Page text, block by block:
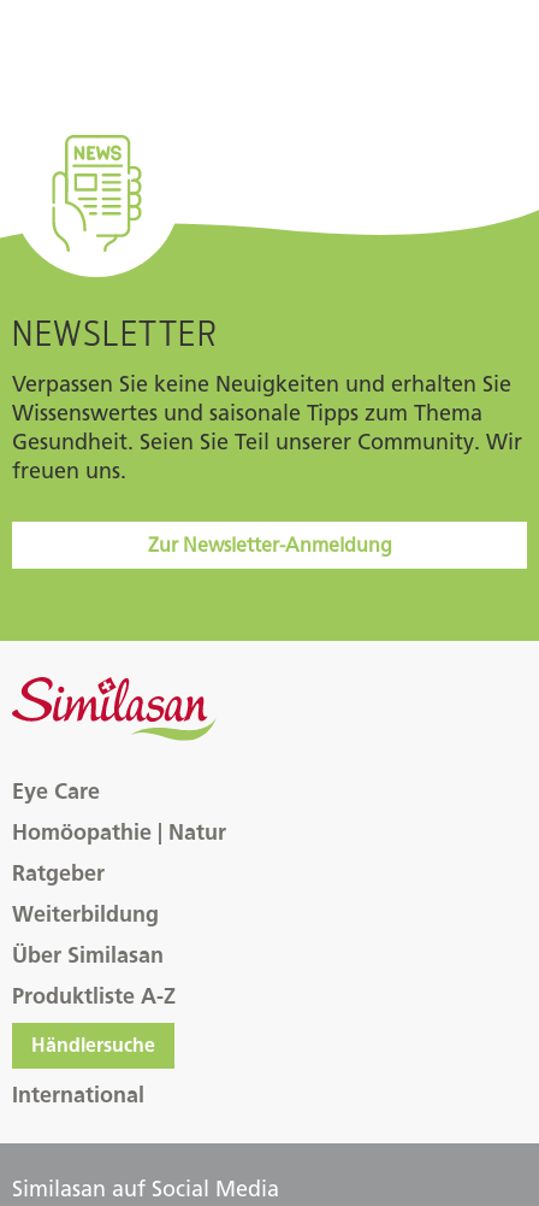
NEWSLETTER
Verpassen Sie keine Neuigkeiten und erhalten Sie
Wissenswertes und saisonale Tipps zum Thema
Gesundheit. Seien Sie Teil unserer Community. Wir
freuen uns.
Zur Newsletter-Anmeldung
Eye Care
Homöopathie | Natur
Ratgeber
Weiterbildung
Über Similasan
Produktliste A-Z
Händlersuche
International
Similasan auf Social Media